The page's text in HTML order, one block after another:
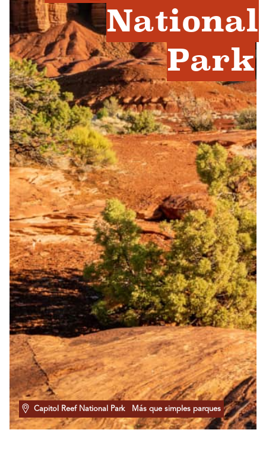
National
Park
Capitol Reef National Park Más que simples parques